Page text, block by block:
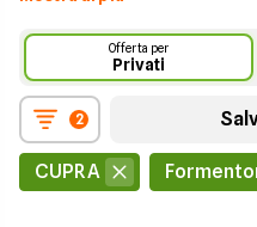
straordinaria sempre
Offerta per
Privati
2
CUPRA